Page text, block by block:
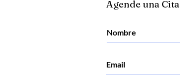
Agende una Cita